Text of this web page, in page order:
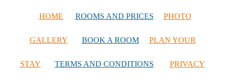
HOME ROOMS AND PRICES PHOTO
GALLERY BOOK A ROOM PLAN YOUR
STAY TERMS AND CONDITIONS PRIVACY